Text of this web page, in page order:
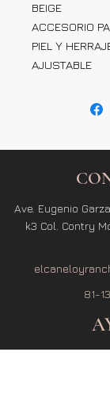
BEIGE
ACCESORIO
PIEL Y
AJUSTABLE
Ave. Eugenio
k3 Col. Contry
81-